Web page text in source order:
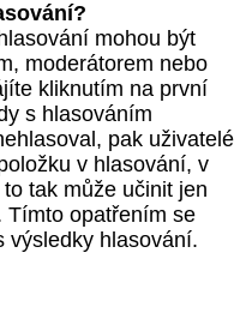
mohou být
moderátorem nebo
kliknutím na první
s hlasováním
pak uživatelé
v hlasování, v
tak může učinit jen
Tímto opatřením se
výsledky hlasování.